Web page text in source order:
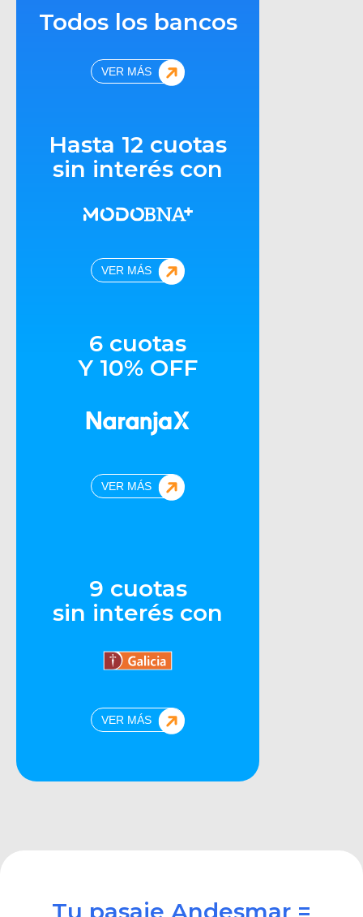
Todos los bancos
VER MÁS
Hasta 12 cuotas
sin interés con
VER MÁS
6 cuotas
Y 10% OFF
VER MÁS
9 cuotas
sin interés con
VER MÁS
Tu pasaje Andesmar =